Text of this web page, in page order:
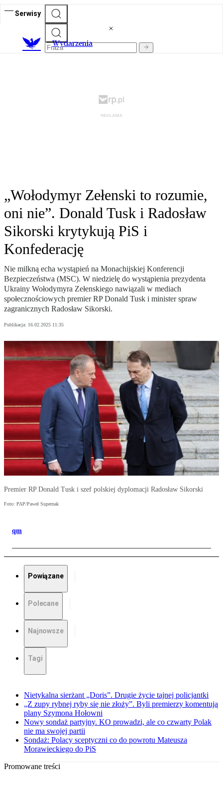
Serwisy
Wydarzenia
„Wołodymyr Zełenski to rozumie,
oni nie”. Donald Tusk i Radosław
Sikorski krytykują PiS i
Konfederację
Nie milkną echa wystąpień na Monachijskiej Konferencji
Bezpieczeństwa (MSC). W niedzielę do wystąpienia prezydenta
Ukrainy Wołodymyra Zełenskiego nawiązali w mediach
społecznościowych premier RP Donald Tusk i minister spraw
zagranicznych Radosław Sikorski.
Publikacja: 16.02.2025 11:35
Premier RP Donald Tusk i szef polskiej dyplomacji Radosław Sikorski
Foto: PAP/Paweł Supernak
qm
Powiązane
Polecane
Najnowsze
Tagi
Nietykalna sierżant „Doris”. Drugie życie tajnej policjantki
„Z zupy rybnej ryby się nie złoży”. Byli premierzy komentują
plany Szymona Hołowni
Nowy sondaż partyjny. KO prowadzi, ale co czwarty Polak
nie ma swojej partii
Sondaż: Polacy sceptyczni co do powrotu Mateusza
Morawieckiego do PiS
Promowane treści